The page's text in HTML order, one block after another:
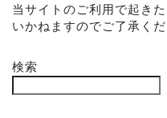
当サイトのご利用で起き
いかねますのでご了承くだ
検索